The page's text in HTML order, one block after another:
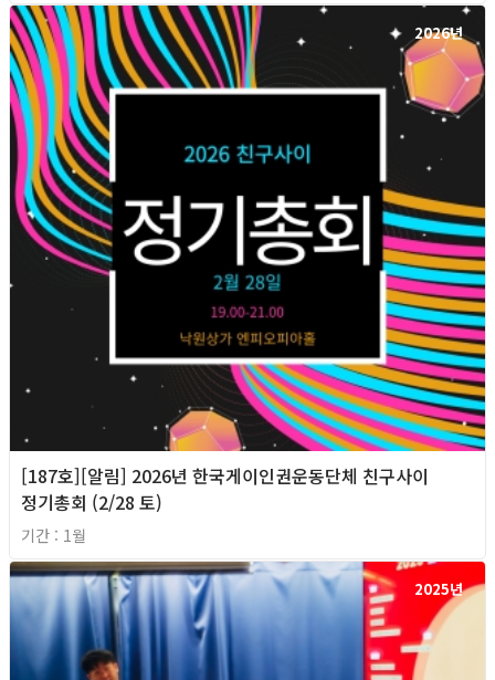
2026년
[187호][알림] 2026년 한국게이인권운동단체 친구사이
정기총회 (2/28 토)
기간 : 1월
2025년